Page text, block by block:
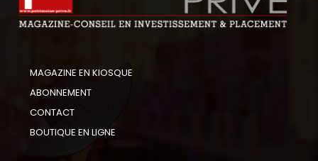
MAGAZINE EN KIOSQUE
ABONNEMENT
CONTACT
BOUTIQUE EN LIGNE